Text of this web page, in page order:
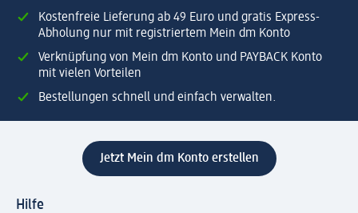
Kostenfreie Lieferung ab 49 Euro und gratis Express-
Abholung nur mit registriertem Mein dm Konto
Verknüpfung von Mein dm Konto und PAYBACK Konto
mit vielen Vorteilen
Bestellungen schnell und einfach verwalten.
Jetzt Mein dm Konto erstellen
Hilfe